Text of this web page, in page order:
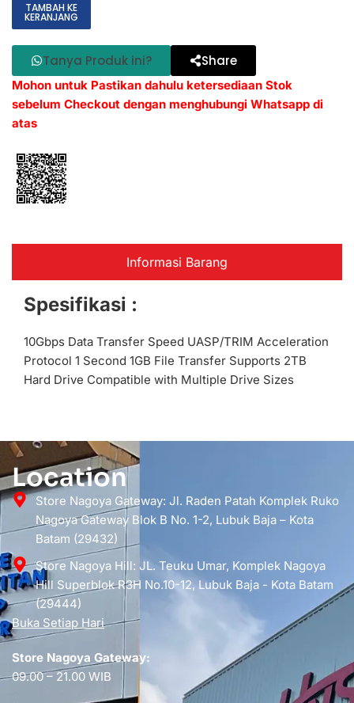
TAMBAH KE
KERANJANG
Tanya Produk ini? Share
Mohon untuk Pastikan dahulu ketersediaan Stok
sebelum Checkout dengan menghubungi Whatsapp di
atas
Informasi Barang
Spesifikasi :
10Gbps Data Transfer Speed UASP/TRIM Acceleration
Protocol 1 Second 1GB File Transfer Supports 2TB
Hard Drive Compatible with Multiple Drive Sizes
Location
Store Nagoya Gateway: Jl. Raden Patah Komplek Ruko
Nagoya Gateway Blok B No. 1-2, Lubuk Baja – Kota
Batam (29432)
Store Nagoya Hill: JL. Teuku Umar, Komplek Nagoya
Hill Superblok R3H No.10-12, Lubuk Baja - Kota Batam
(29444)
Buka Setiap Hari
Store Nagoya Gateway:
09.00 – 21.00 WIB